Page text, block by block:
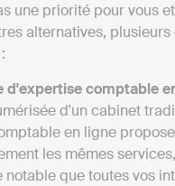
une priorité pour vous
alternatives, plusieurs
d'expertise comptable
d'un cabinet
en ligne propose
les mêmes
notable que toutes vos